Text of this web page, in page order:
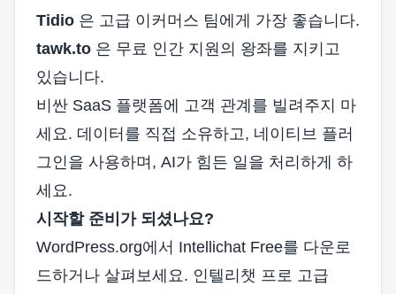
Tidio 은 고급 이커머스 팀에게 가장 좋습니다.
tawk.to 은 무료 인간 지원의 왕좌를 지키고
있습니다.
비싼 SaaS 플랫폼에 고객 관계를 빌려주지 마
세요. 데이터를 직접 소유하고, 네이티브 플러
그인을 사용하며, AI가 힘든 일을 처리하게 하
세요.
시작할 준비가 되셨나요?
WordPress.org에서 Intellichat Free를 다운로
드하거나 살펴보세요. 인텔리챗 프로 고급